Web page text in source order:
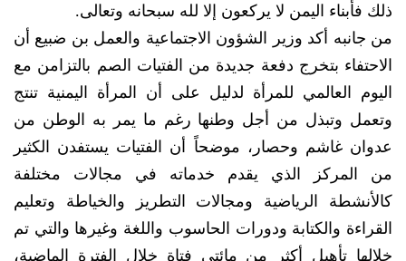
ذلك فأبناء اليمن لا يركعون إلا لله سبحانه وتعالى.
من جانبه أكد وزير الشؤون الاجتماعية والعمل بن ضبيع أن
الاحتفاء بتخرج دفعة جديدة من الفتيات الصم بالتزامن مع
اليوم العالمي للمرأة لدليل على أن المرأة اليمنية تنتج
وتعمل وتبذل من أجل وطنها رغم ما يمر به الوطن من
عدوان غاشم وحصار، موضحاً أن الفتيات يستفدن الكثير
من المركز الذي يقدم خدماته في مجالات مختلفة
كالأنشطة الرياضية ومجالات التطريز والخياطة وتعليم
القراءة والكتابة ودورات الحاسوب واللغة وغيرها والتي تم
خلالها تأهيل أكثر من مائتي فتاة خلال الفترة الماضية،